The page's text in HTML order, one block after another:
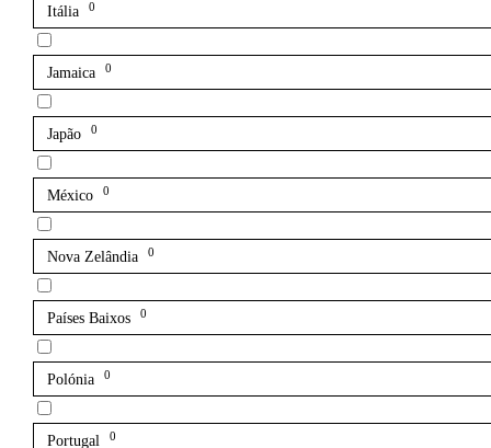
Itália 0
Jamaica 0
Japão 0
México 0
Nova Zelândia 0
Países Baixos 0
Polónia 0
Portugal 0